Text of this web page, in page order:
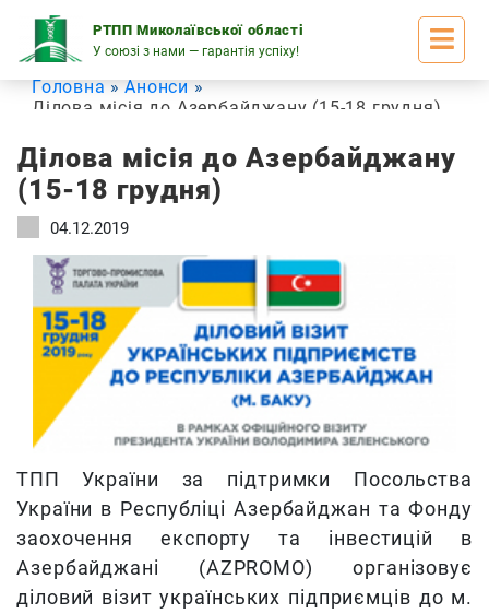
РТПП Миколаївської області
У союзі з нами — гарантія успіху!
content
Головна
Анонси
Ділова місія до Азербайджану (15-18 грудня)
Ділова місія до Азербайджану
(15-18 грудня)
04.12.2019
ТПП України за підтримки Посольства
України в Республіці Азербайджан та Фонду
заохочення експорту та інвестицій в
Азербайджані (AZPROMO) організовує
діловий візит українських підприємців до м.